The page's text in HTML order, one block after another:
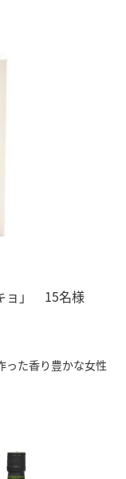
ョ」 15名様
った香り豊かな女性